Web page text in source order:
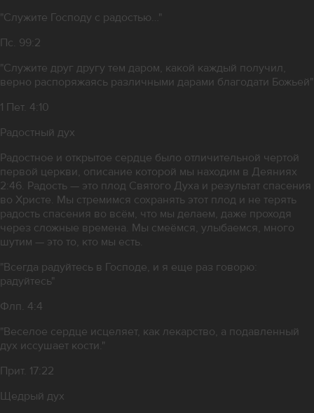
"Служите Господу с радостью…"
Пс. 99:2
"Служите друг другу тем даром, какой каждый получил,
верно распоряжаясь различными дарами благодати Божьей"
1 Пет. 4:10
Радостный дух
Радостное и открытое сердце было отличительной чертой
первой церкви, описание которой мы находим в Деяниях
2:46. Радость — это плод Святого Духа и результат спасения
во Христе. Мы стремимся сохранять этот плод и не терять
радость спасения во всём, что мы делаем, даже проходя
через сложные времена. Мы смеёмся, улыбаемся, много
шутим — это то, кто мы есть.
"Всегда радуйтесь в Господе, и я еще раз говорю:
радуйтесь"
Флп. 4:4
"Веселое сердце исцеляет, как лекарство, а подавленный
дух иссушает кости."
Прит. 17:22
Щедрый дух